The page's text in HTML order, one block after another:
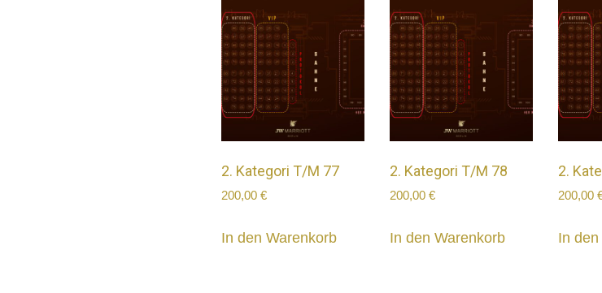
2. Kategori T/M 77
200,00€
In den Warenkorb
2. Kategori T/M 78
200,00 €
In den Warenkorb
2.
200,00
In